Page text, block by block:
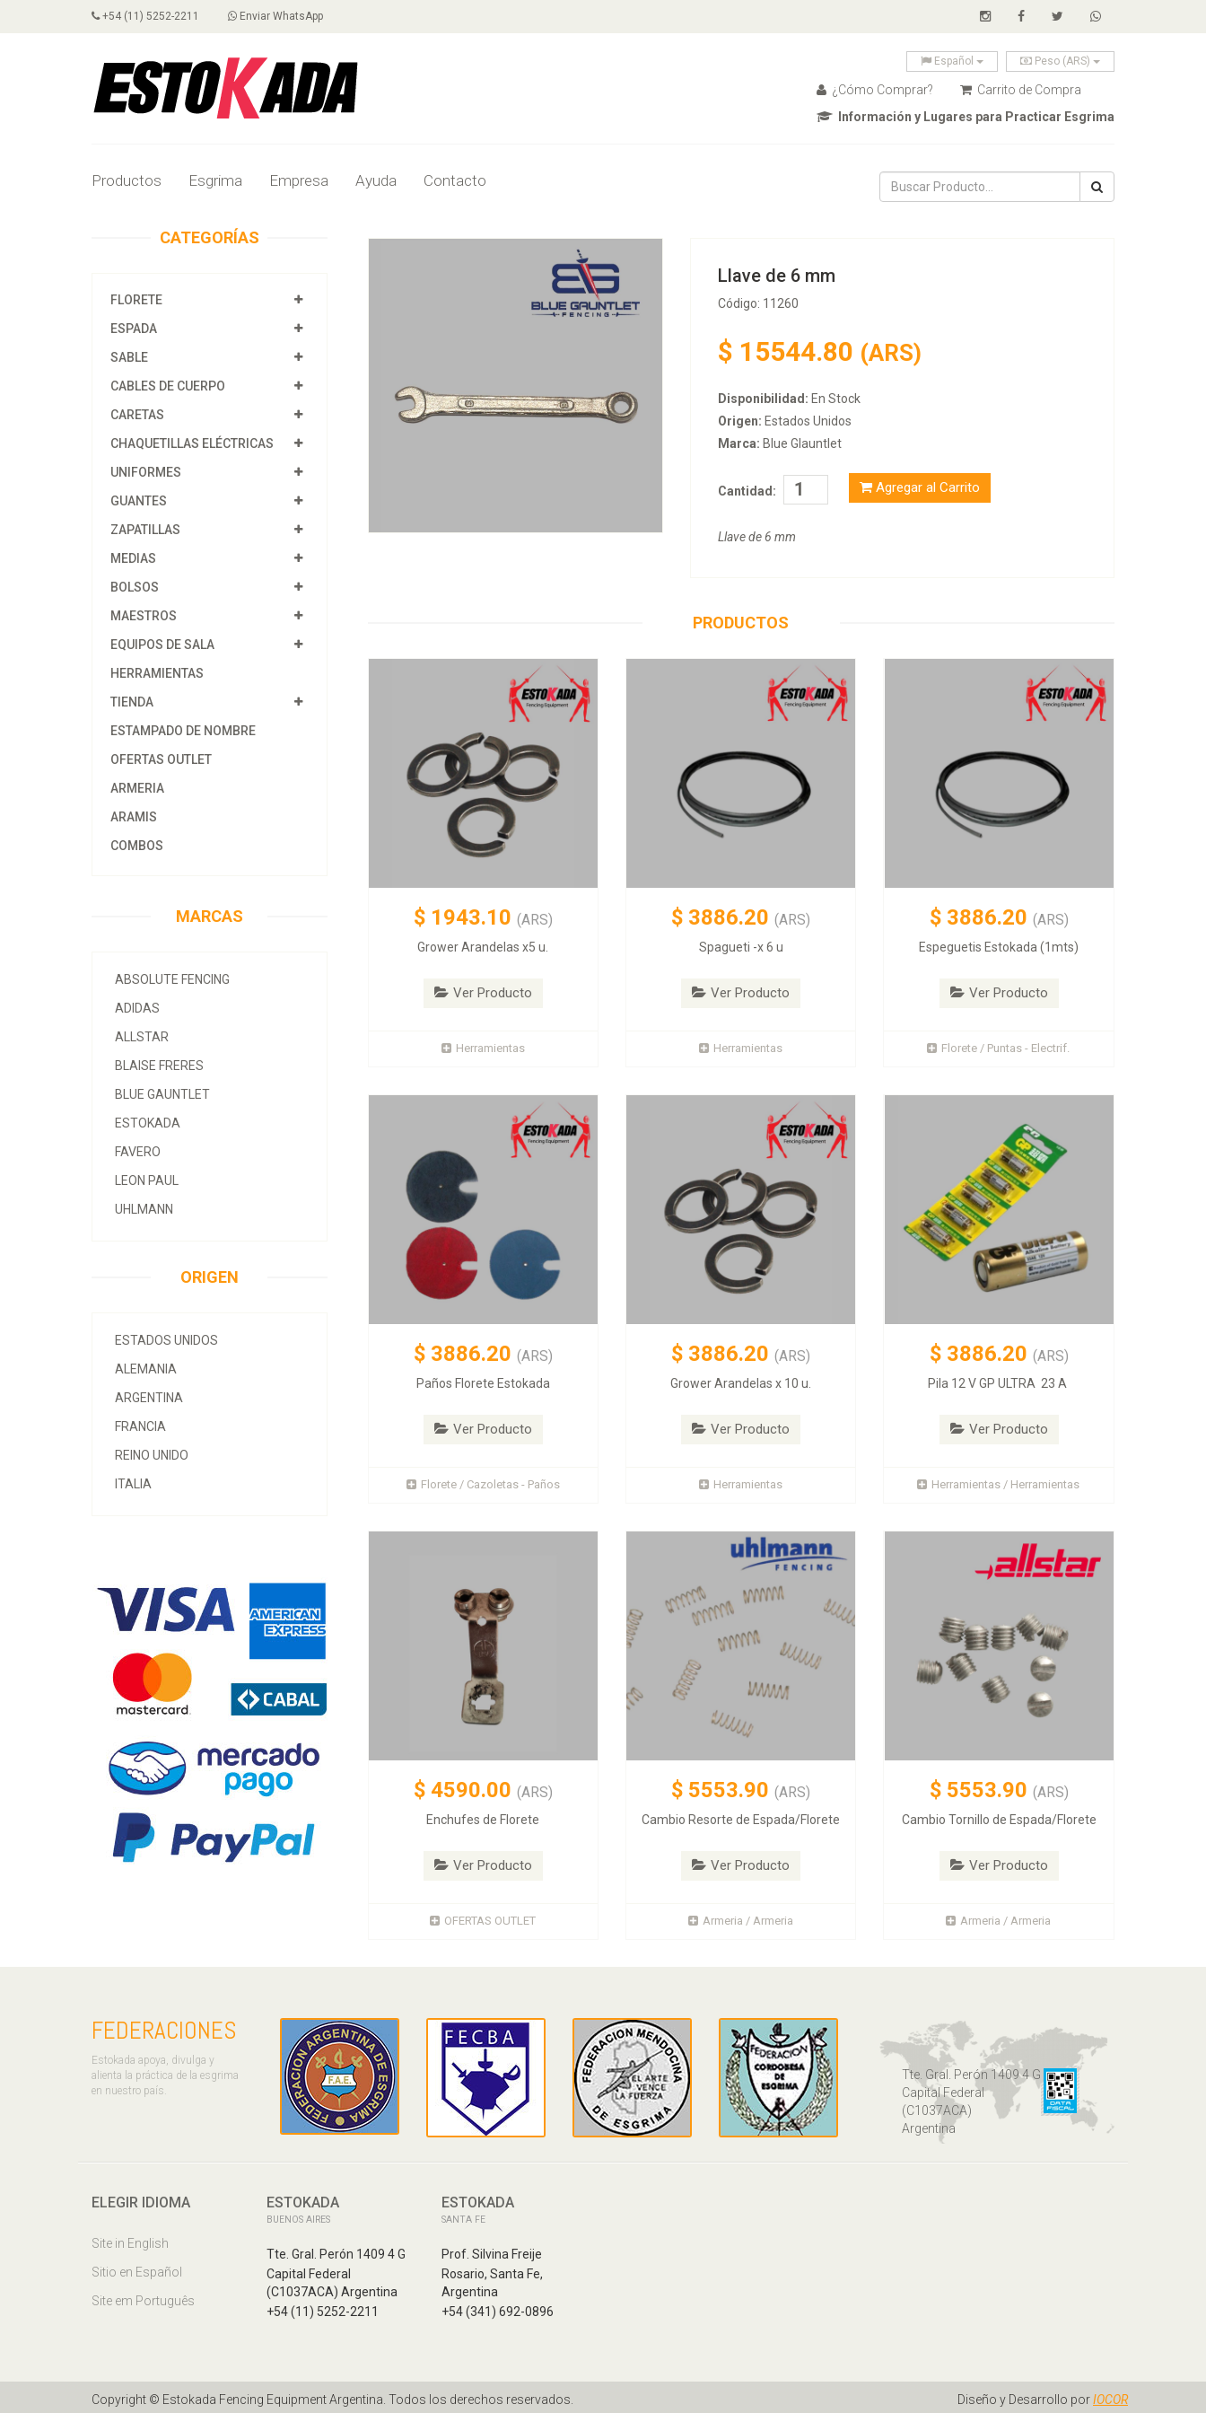
+54 (11) 5252-2211 Enviar WhatsApp
Español Peso (ARS)
¿Cómo Comprar?
Carrito de Compra
Información y Lugares para Practicar Esgrima
Productos Esgrima Empresa Ayuda Contacto
CATEGORÍAS
FLORETE
ESPADA
SABLE
CABLES DE CUERPO
CARETAS
CHAQUETILLAS ELÉCTRICAS
UNIFORMES
GUANTES
ZAPATILLAS
MEDIAS
BOLSOS
MAESTROS
EQUIPOS DE SALA
HERRAMIENTAS
TIENDA
ESTAMPADO DE NOMBRE
OFERTAS OUTLET
ARMERIA
ARAMIS
COMBOS
MARCAS
ABSOLUTE FENCING
ADIDAS
ALLSTAR
BLAISE FRERES
BLUE GAUNTLET
ESTOKADA
FAVERO
LEON PAUL
UHLMANN
ORIGEN
ESTADOS UNIDOS
ALEMANIA
ARGENTINA
FRANCIA
REINO UNIDO
ITALIA
Llave de 6 mm
Código: 11260
$ 15544.80 (ARS)
Disponibilidad: En Stock
Origen: Estados Unidos
Marca: Blue Glauntlet
Cantidad: Agregar al Carrito
Llave de 6 mm
PRODUCTOS
$ 1943.10 (ARS)
Grower Arandelas x5 u.
Ver Producto
Herramientas
$ 3886.20 (ARS)
Spagueti -x 6 u
Ver Producto
Herramientas
$ 3886.20 (ARS)
Espeguetis Estokada (1mts)
Ver Producto
Florete / Puntas - Electrif.
$ 3886.20 (ARS)
Paños Florete Estokada
Ver Producto
Florete / Cazoletas - Paños
$ 3886.20 (ARS)
Grower Arandelas x 10 u.
Ver Producto
Herramientas
$ 3886.20 (ARS)
Pila 12 V GP ULTRA 23 A
Ver Producto
Herramientas / Herramientas
$ 4590.00 (ARS)
Enchufes de Florete
Ver Producto
OFERTAS OUTLET
$ 5553.90 (ARS)
Cambio Resorte de Espada/Florete
Ver Producto
Armeria / Armeria
$ 5553.90 (ARS)
Cambio Tornillo de Espada/Florete
Ver Producto
Armeria / Armeria
FEDERACIONES
Estokada apoya, divulga y
alienta la práctica de la esgrima
en nuestro país.
Tte. Gral. Perón 1409 4 G
Capital Federal
(C1037ACA)
Argentina
ELEGIR IDIOMA
Site in English
Sitio en Español
Site em Português
ESTOKADA
BUENOS AIRES
Tte. Gral. Perón 1409 4 G
Capital Federal
(C1037ACA) Argentina
+54 (11) 5252-2211
ESTOKADA
SANTA FE
Prof. Silvina Freije
Rosario, Santa Fe,
Argentina
+54 (341) 692-0896
Copyright © Estokada Fencing Equipment Argentina. Todos los derechos reservados. Diseño y Desarrollo porIOCOR